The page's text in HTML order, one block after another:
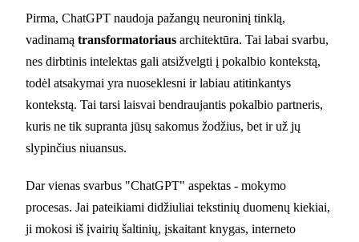
Pirma, ChatGPT naudoja pažangų neuroninį tinklą,
vadinamą transformatoriaus architektūra. Tai labai svarbu,
nes dirbtinis intelektas gali atsižvelgti į pokalbio kontekstą,
todėl atsakymai yra nuoseklesni ir labiau atitinkantys
kontekstą. Tai tarsi laisvai bendraujantis pokalbio partneris,
kuris ne tik supranta jūsų sakomus žodžius, bet ir už jų
slypinčius niuansus.
Dar vienas svarbus "ChatGPT" aspektas - mokymo
procesas. Jai pateikiami didžiuliai tekstinių duomenų kiekiai,
ji mokosi iš įvairių šaltinių, įskaitant knygas, interneto